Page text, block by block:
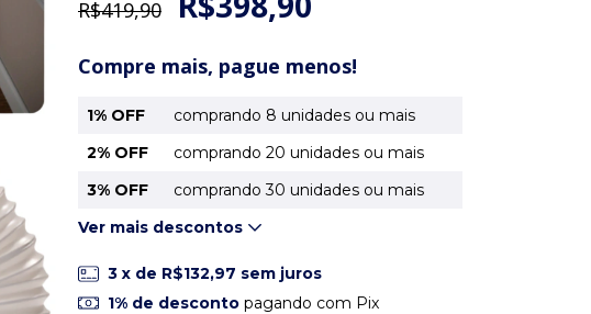
R$419,90
Compre mais, pague menos!
1% OFF
comprando 8 unidades ou mais
2% OFF
comprando 20 unidades ou mais
3% OFF
comprando 30 unidades ou mais
Ver mais descontos
3 x de R$132,97 sem juros
1% de descontopagando com Pix